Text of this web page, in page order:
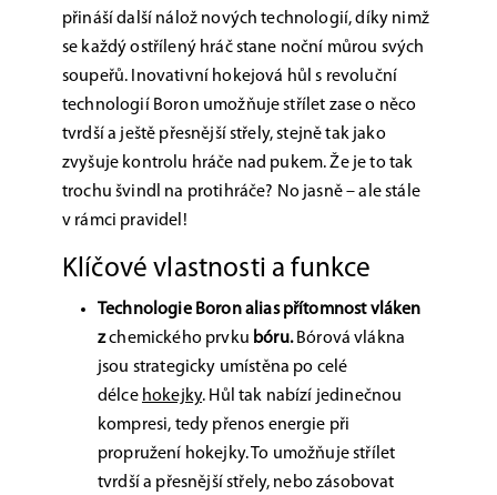
přináší další nálož nových technologií, díky nimž
se každý ostřílený hráč stane noční můrou svých
soupeřů. Inovativní hokejová hůl s revoluční
technologií Boron umožňuje střílet zase o něco
tvrdší a ještě přesnější střely, stejně tak jako
zvyšuje kontrolu hráče nad pukem. Že je to tak
trochu švindl na protihráče? No jasně – ale stále
v rámci pravidel!
Klíčové vlastnosti a funkce
Technologie Boron alias přítomnost vláken
zchemického prvku bóru. Bórová vlákna
jsou strategicky umístěna po celé
délce hokejky. Hůl tak nabízí jedinečnou
kompresi, tedy přenos energie při
propružení hokejky. To umožňuje střílet
tvrdší a přesnější střely, nebo zásobovat